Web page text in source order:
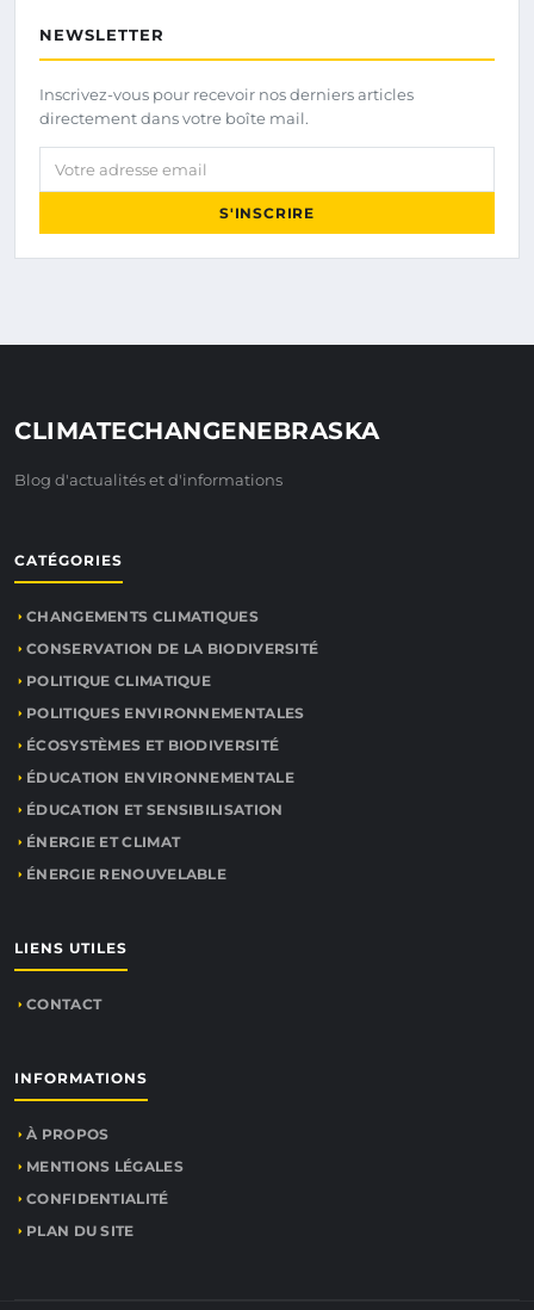
NEWSLETTER
Inscrivez-vous pour recevoir nos derniers articles
directement dans votre boîte mail.
Votre adresse email
S'INSCRIRE
CLIMATECHANGENEBRASKA
Blog d'actualités et d'informations
CATÉGORIES
CHANGEMENTS CLIMATIQUES
CONSERVATION DE LA BIODIVERSITÉ
POLITIQUE CLIMATIQUE
POLITIQUES ENVIRONNEMENTALES
ÉCOSYSTÈMES ET BIODIVERSITÉ
ÉDUCATION ENVIRONNEMENTALE
ÉDUCATION ET SENSIBILISATION
ÉNERGIE ET CLIMAT
ÉNERGIE RENOUVELABLE
LIENS UTILES
CONTACT
INFORMATIONS
À PROPOS
MENTIONS LÉGALES
CONFIDENTIALITÉ
PLAN DU SITE